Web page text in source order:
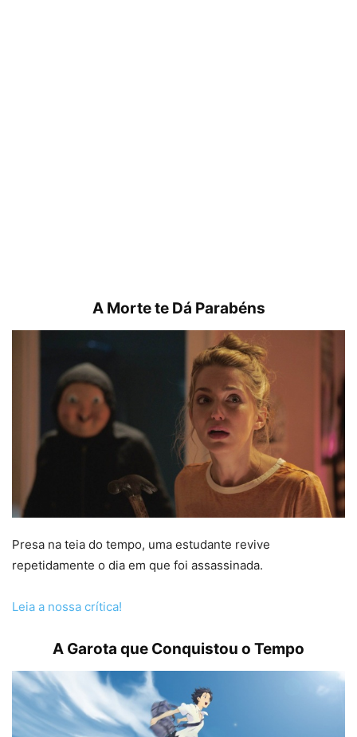
A Morte te Dá Parabéns
Presa na teia do tempo, uma estudante revive
repetidamente o dia em que foi assassinada.
Leia a nossa crítica!
A Garota que Conquistou o Tempo